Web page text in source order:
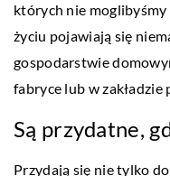
których nie moglibyśmy
życiu pojawiają się
gospodarstwie
fabryce lub w zakładzie
Są przydatne,
Przydają się nie tylko